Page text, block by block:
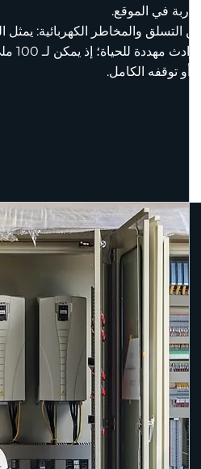
في الموقع.
عن التسلق والمخاطر الكهربائية:
قد
أو توقفه الكامل.